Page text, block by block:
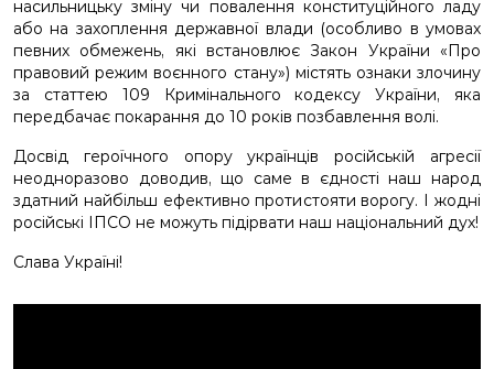
насильницьку зміну чи повалення конституційного ладу
або на захоплення державної влади (особливо в умовах
певних обмежень, які встановлює Закон України «Про
правовий режим воєнного стану») містять ознаки злочину
за статтею 109 Кримінального кодексу України, яка
передбачає покарання до 10 років позбавлення волі.
Досвід героїчного опору українців російській агресії
неодноразово доводив, що саме в єдності наш народ
здатний найбільш ефективно протистояти ворогу. І жодні
російські ІПСО не можуть підірвати наш національний дух!
Слава Україні!